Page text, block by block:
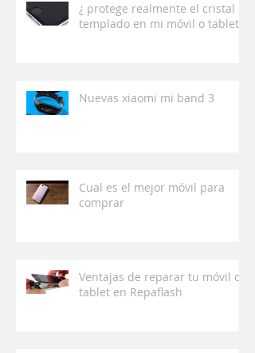
¿ protege realmente el cristal
templado en mi móvil o tablet ?
Nuevas xiaomi mi band 3
Cual es el mejor móvil para
comprar
Ventajas de reparar tu móvil o
tablet en Repaflash